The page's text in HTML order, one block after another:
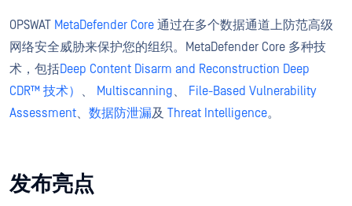
OPSWAT MetaDefender Core 通过在多个数据通道上防范高级
网络安全威胁来保护您的组织。MetaDefender Core 多种技
术，包括Deep Content Disarm and Reconstruction Deep
CDR™ 技术）
、 Multiscanning、
File-Based Vulnerability
Assessment、 数据防泄漏及 Threat Intelligence。
发布亮点